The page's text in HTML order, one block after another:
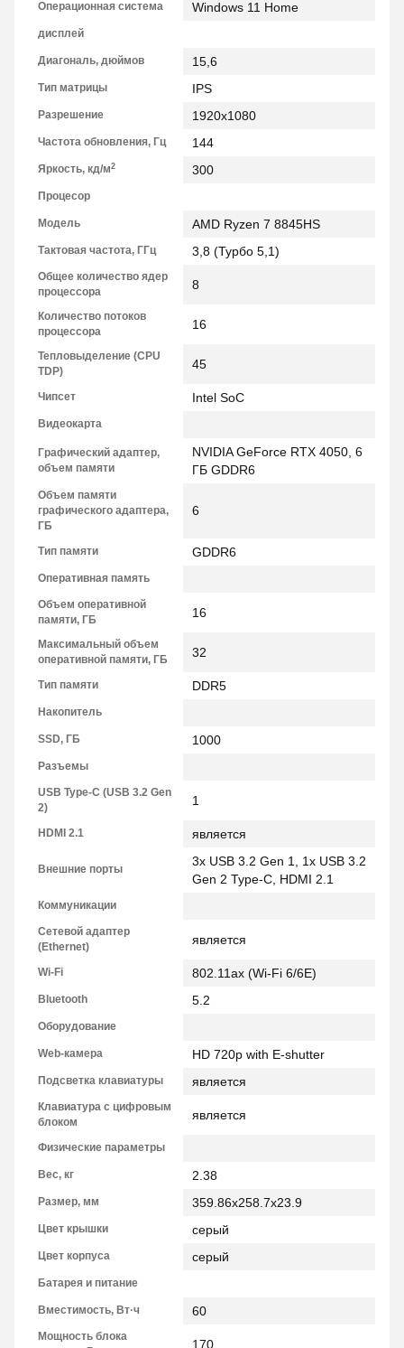
Операционная система Windows 11 Home
дисплей
Диагональ, дюймов 15,6
Тип матрицы IPS
Разрешение 1920x1080
Частота обновления, Гц 144
Яркость, кд/м2 300
Процесор
Модель AMD Ryzen 7 8845HS
Тактовая частота, ГГц 3,8 (Турбо 5,1)
Общее количество ядер
процессора
8
Количество потоков
процессора
16
Тепловыделение (CPU
TDP)
45
Чипсет Intel SoC
Видеокарта
Графический адаптер,
объем памяти
NVIDIA GeForce RTX 4050, 6
ГБ GDDR6
Объем памяти
графического адаптера,
ГБ
6
Тип памяти GDDR6
Оперативная память
Объем оперативной
памяти, ГБ
16
Максимальный объем
оперативной памяти, ГБ
32
Тип памяти DDR5
Накопитель
SSD, ГБ 1000
Разъемы
USB Type-C (USB 3.2 Gen
2)
1
HDMI 2.1 является
Внешние порты
3x USB 3.2 Gen 1, 1x USB 3.2
Gen 2 Type-C, HDMI 2.1
Коммуникации
Сетевой адаптер
(Ethernet)
является
Wi-Fi 802.11ax (Wi-Fi 6/6E)
Bluetooth 5.2
Оборудование
Web-камера HD 720p with E-shutter
Подсветка клавиатуры является
Клавиатура с цифровым
блоком
является
Физические параметры
Вес, кг 2.38
Размер, мм 359.86x258.7x23.9
Цвет крышки серый
Цвет корпуса серый
Батарея и питание
Вместимость, Вт·ч 60
Мощность блока
170